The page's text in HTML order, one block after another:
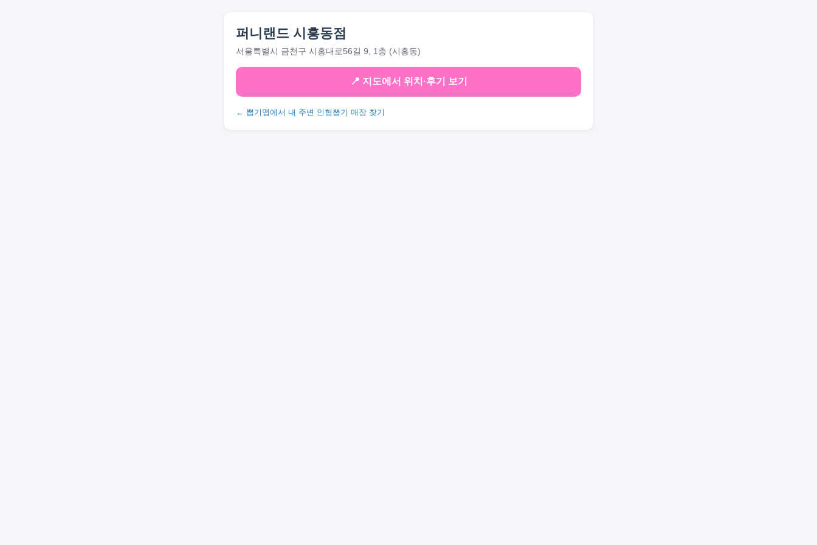
퍼니랜드 시흥동점
서울특별시 금천구 시흥대로56길 9, 1층 (시흥동)
📍 지도에서 위치·후기 보기
← 뽑기맵에서 내 주변 인형뽑기 매장 찾기